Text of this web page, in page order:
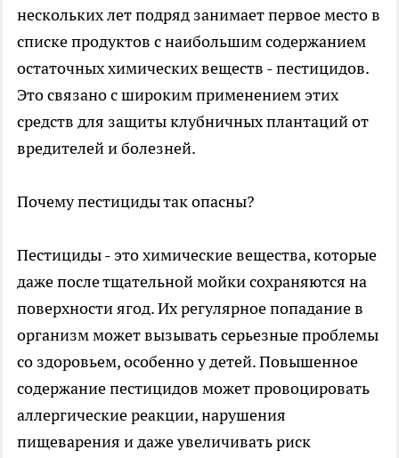
нескольких лет подряд занимает первое место в
списке продуктов с наибольшим содержанием
остаточных химических веществ - пестицидов.
Это связано с широким применением этих
средств для защиты клубничных плантаций от
вредителей и болезней.
Почему пестициды так опасны?
Пестициды - это химические вещества, которые
даже после тщательной мойки сохраняются на
поверхности ягод. Их регулярное попадание в
организм может вызывать серьезные проблемы
со здоровьем, особенно у детей. Повышенное
содержание пестицидов может провоцировать
аллергические реакции, нарушения
пищеварения и даже увеличивать риск